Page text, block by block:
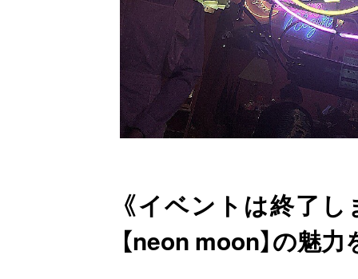
お問い合わせ
《イベントは終了
【neon moon】の魅